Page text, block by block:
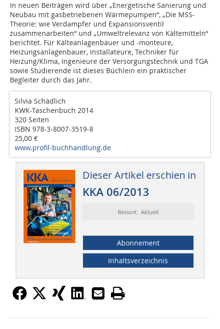
In neuen Beiträgen wird über „Energetische Sanierung und
Neubau mit gasbetriebenen Wärmepumpen“, „Die MSS-
Theorie: wie Verdampfer und Expansionsventil
zusammenarbeiten“ und „Umweltrelevanz von Kältemitteln“
berichtet. Für Kälteanlagenbauer und -monteure,
Heizungsanlagenbauer, Installateure, Techniker für
Heizung/Klima, Ingenieure der Versorgungstechnik und TGA
sowie Studierende ist dieses Büchlein ein praktischer
Begleiter durch das Jahr.
Silvia Schädlich
KWK-Taschenbuch 2014
320 Seiten
ISBN 978-3-8007-3519-8
25,00 €
www.profil-buchhandlung.de
Dieser Artikel erschien in
KKA 06/2013
Ressort: Aktuell
Abonnement
Inhaltsverzeichnis